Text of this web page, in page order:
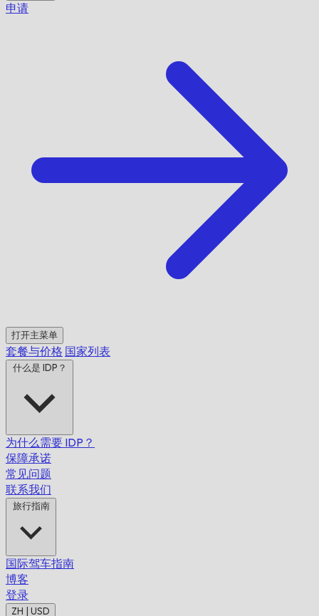
申请
打开主菜单
套餐与价格 国家列表
什么是 IDP？
为什么需要 IDP？
保障承诺
常见问题
联系我们
旅行指南
国际驾车指南
博客
登录
ZH | USD